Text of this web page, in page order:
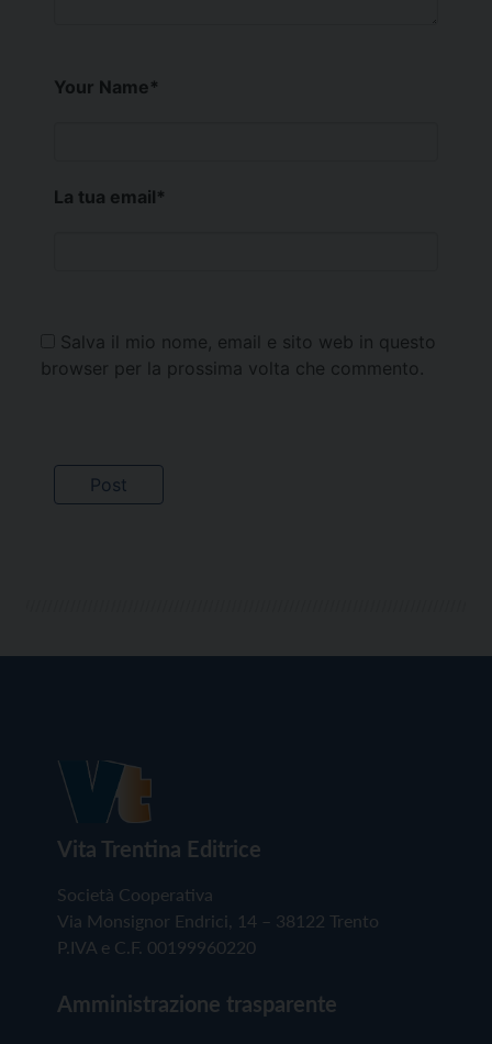
Your Name*
La tua email*
Salva il mio nome, email e sito web in questo
browser per la prossima volta che commento.
Vita Trentina Editrice
Società Cooperativa
Via Monsignor Endrici, 14 – 38122 Trento
P.IVA e C.F. 00199960220
Amministrazione trasparente